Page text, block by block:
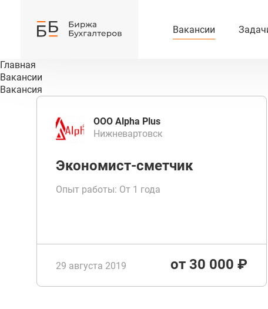
Вакансии
Главная
Вакансии
Вакансия
ООО Alpha Plus
Нижневартовск
Экономист-сметчик
Опыт работы: От 1 года
29 августа 2019 от 30 000 ₽